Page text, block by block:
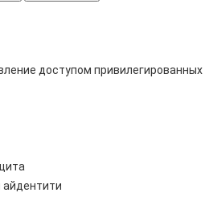
доступом привилегированных